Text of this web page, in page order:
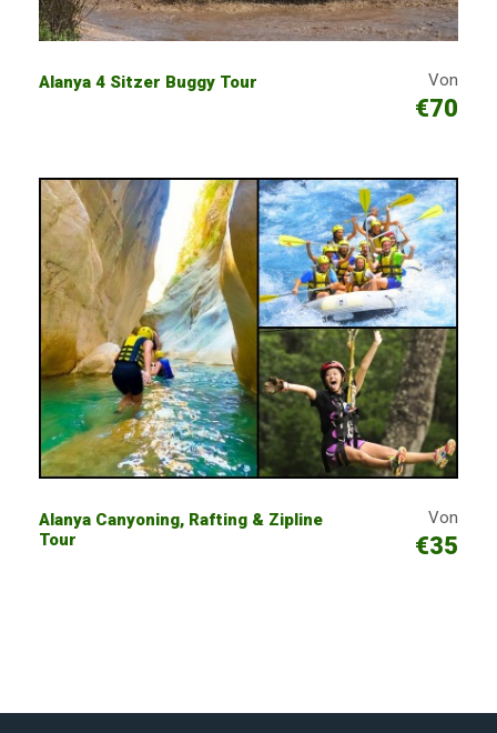
Alanya 4 Sitzer Buggy Tour Von
€70
Alanya Canyoning, Rafting & Zipline
Tour
Von
€35